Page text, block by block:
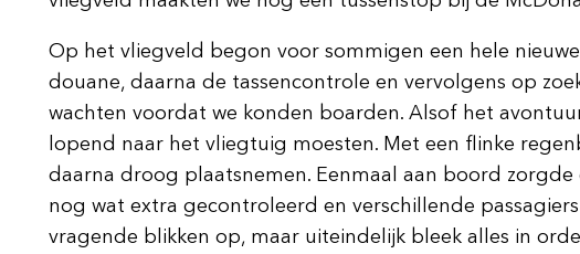
Op het vliegveld begon voor sommigen een hele
douane, daarna de tassencontrole en vervolgens op
wachten voordat we konden boarden. Alsof het
lopend naar het vliegtuig moesten. Met een flinke
daarna droog plaatsnemen. Eenmaal aan boord
nog wat extra gecontroleerd en verschillende
vragende blikken op, maar uiteindelijk bleek alles in